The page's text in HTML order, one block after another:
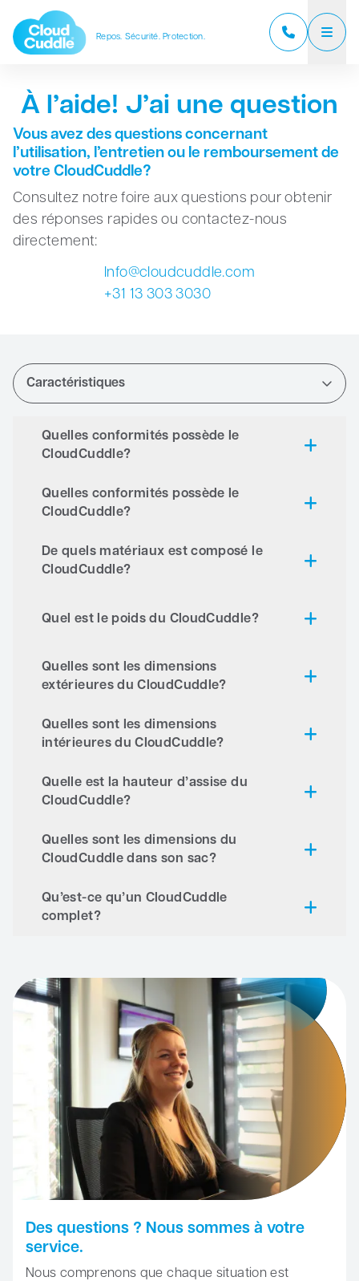
Repos. Sécurité. Protection.
CloudCuddle Junior
CloudCuddle Maxx
Nous sommes
Témoignages
Foire aux questions
Professionnel
À l’aide! J’ai une question
Vous avez des questions concernant
l’utilisation, l’entretien ou le remboursement de
votre CloudCuddle?
Consultez notre foire aux questions pour obtenir
des réponses rapides ou contactez-nous
directement:
Info@cloudcuddle.com
+31 13 303 3030
Caractéristiques
Quelles conformités possède le
CloudCuddle?
Quelles conformités possède le
CloudCuddle?
De quels matériaux est composé le
CloudCuddle?
Quel est le poids du CloudCuddle?
Quelles sont les dimensions
extérieures du CloudCuddle?
Quelles sont les dimensions
intérieures du CloudCuddle?
Quelle est la hauteur d’assise du
CloudCuddle?
Quelles sont les dimensions du
CloudCuddle dans son sac?
Qu’est-ce qu’un CloudCuddle
complet?
Des questions ? Nous sommes à votre
service.
Nous comprenons que chaque situation est